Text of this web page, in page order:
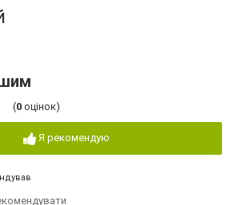
(0 оцінок)
Я рекомендую